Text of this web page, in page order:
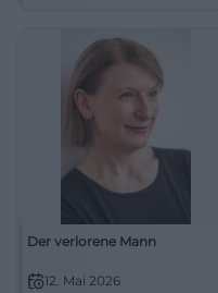
Der verlorene Mann
12. Mai 2026